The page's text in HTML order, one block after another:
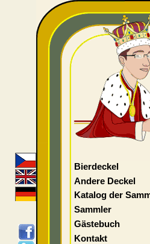
Bierdeckel
Andere Deckel
Katalog der
Sammler
Gästebuch
Kontakt